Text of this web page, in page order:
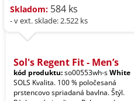
Skladom: 584 ks
- v ext. sklade: 2.522 ks
Sol's Regent Fit - Men’s
kód produktu:so00553wh-sWhite
SOLS Kvalita. 100 % poločesaná
prstencovo spriadaná bavlna. Štýl.